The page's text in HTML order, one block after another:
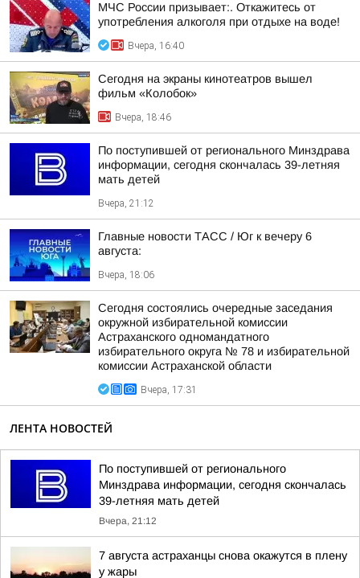
МЧС России призывает:. Откажитесь от
употребления алкоголя при отдыхе на воде!
Вчера, 16:40
Сегодня на экраны кинотеатров вышел
фильм «Колобок»
Вчера, 18:46
По поступившей от регионального Минздрава
информации, сегодня скончалась 39-летняя
мать детей
Вчера, 21:12
Главные новости ТАСС / Юг к вечеру 6
августа:
Вчера, 18:06
Сегодня состоялись очередные заседания
окружной избирательной комиссии
Астраханского одномандатного
избирательного округа № 78 и избирательной
комиссии Астраханской области
Вчера, 17:31
ЛЕНТА НОВОСТЕЙ
По поступившей от регионального
Минздрава информации, сегодня скончалась
39-летняя мать детей
Вчера, 21:12
7 августа астраханцы снова окажутся в плену
у жары